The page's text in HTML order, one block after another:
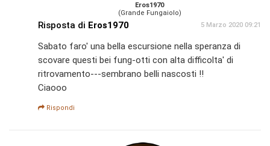
Eros1970
(Grande Fungaiolo)
Risposta di Eros1970 5 Marzo 2020 09:21
Sabato faro' una bella escursione nella speranza di
scovare questi bei fung-otti con alta difficolta' di
ritrovamento---sembrano belli nascosti !!
Ciaooo
Rispondi